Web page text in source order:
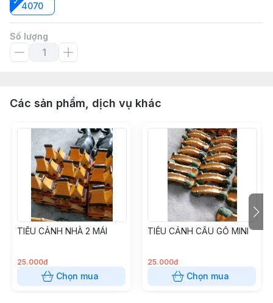
4070
Số lượng
Các sản phẩm, dịch vụ khác
TIỂU CẢNH NHÀ 2 MÁI
25.000đ
Chọn mua
TIỂU CẢNH CẦU GỖ MINI
25.000đ
Chọn mua